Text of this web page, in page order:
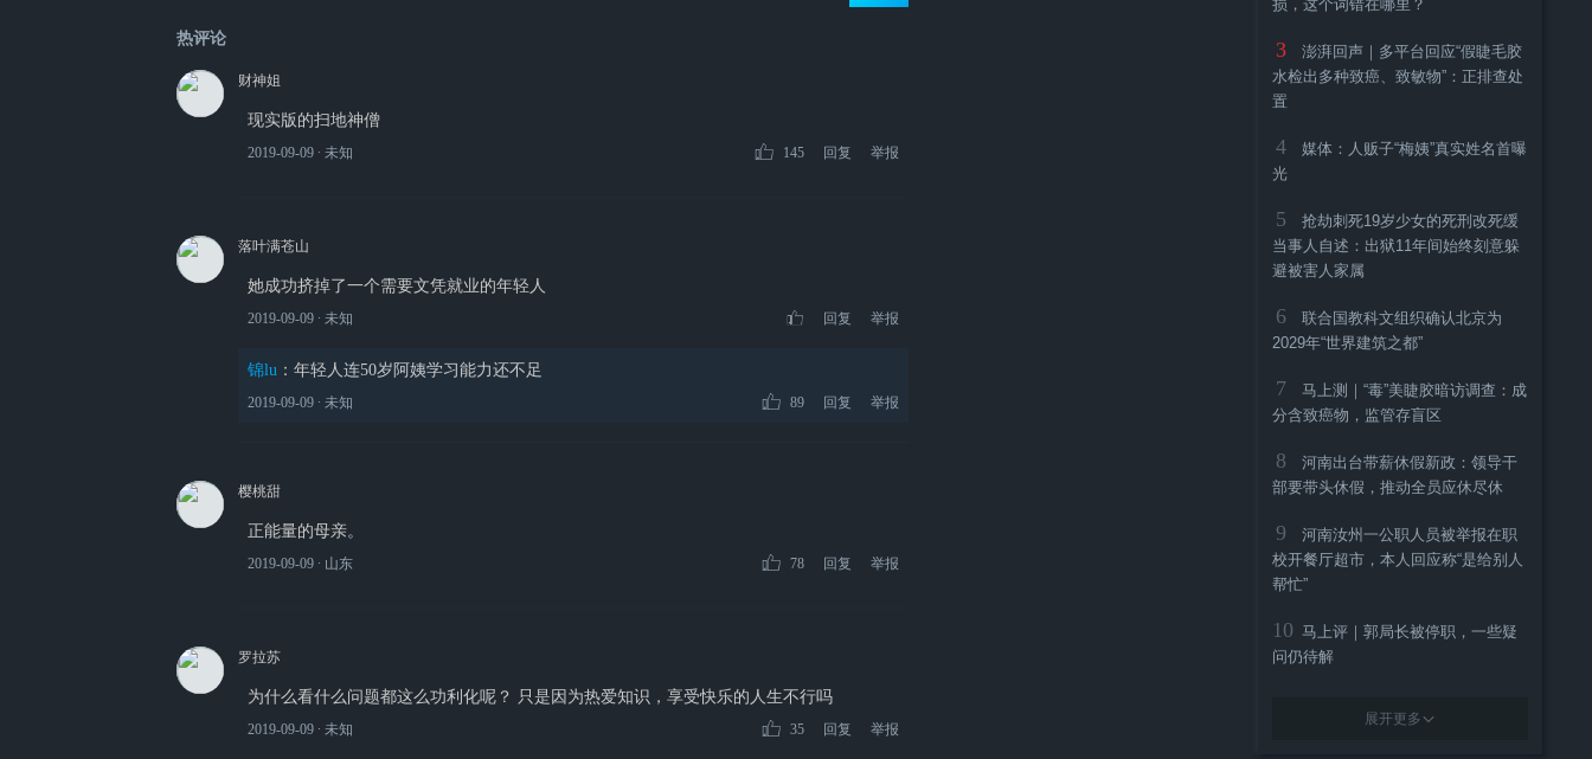
热评论
财神姐
现实版的扫地神僧
2019-09-09 ∙ 未知 145 回复 举报
落叶满苍山
她成功挤掉了一个需要文凭就业的年轻人
2019-09-09 ∙ 未知 回复 举报
锦lu ： 年轻人连50岁阿姨学习能力还不足
2019-09-09 ∙ 未知 89 回复 举报
樱桃甜
正能量的母亲。
2019-09-09 ∙ 山东 78 回复 举报
罗拉苏
为什么看什么问题都这么功利化呢？ 只是因为热爱知识，享受快乐的人生不行吗
2019-09-09 ∙ 未知 35 回复 举报
损，这个词错在哪里？
3
澎湃回声｜多平台回应“假睫毛胶
水检出多种致癌、致敏物”：正排查处
置
4
媒体：人贩子“梅姨”真实姓名首曝
光
5
抢劫刺死19岁少女的死刑改死缓
当事人自述：出狱11年间始终刻意躲
避被害人家属
6
联合国教科文组织确认北京为
2029年“世界建筑之都”
7
马上测｜“毒”美睫胶暗访调查：成
分含致癌物，监管存盲区
8
河南出台带薪休假新政：领导干
部要带头休假，推动全员应休尽休
9
河南汝州一公职人员被举报在职
校开餐厅超市，本人回应称“是给别人
帮忙”
10 马上评｜郭局长被停职，一些疑
问仍待解
展开更多